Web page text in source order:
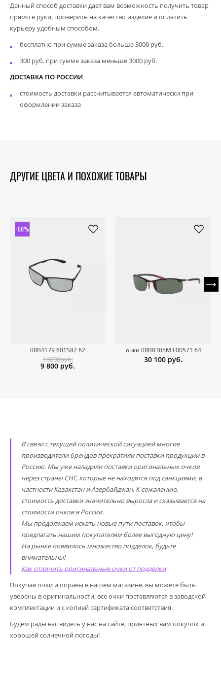
Данный способ доставки дает вам возможность получить товар
прямо в руки, проверить на качество изделие и оплатить
курьеру удобным способом.
бесплатно при сумме заказа больше 3000 руб.
300 руб. при сумме заказа меньше 3000 руб.
ДОСТАВКА ПО РОССИИ
стоимость доставки рассчитывается автоматически при
оформлении заказа
ДРУГИЕ ЦВЕТА И ПОХОЖИЕ ТОВАРЫ
-50%
0RB4179 601S82 62
19600руб.
9 800 руб.
очки 0RB8305M F00571 64
30 100 руб.
В связи с текущей политической ситуацией многие
производители брендов прекратили поставки продукции в
Россию. Мы уже наладили поставки оригинальных очков
через страны СНГ, которые не находятся под санкциями, в
частности Казахстан и Азербайджан. К сожалению,
стоимость доставки значительно выросла и сказывается на
стоимости очков в России.
Мы продолжаем искать новые пути поставок, чтобы
предлагать нашим покупателям более выгодную цену!
На рынке появилось множество подделок, будьте
внимательны!
Как отличить оригинальные очки от подделки
Покупая очки и оправы в нашем магазине, вы можете быть
уверены в оригинальности, все очки поставляются в заводской
комплектации и с копией сертификата соответствия.
Будем рады вас видеть у нас на сайте, приятных вам покупок и
хорошей солнечной погоды!